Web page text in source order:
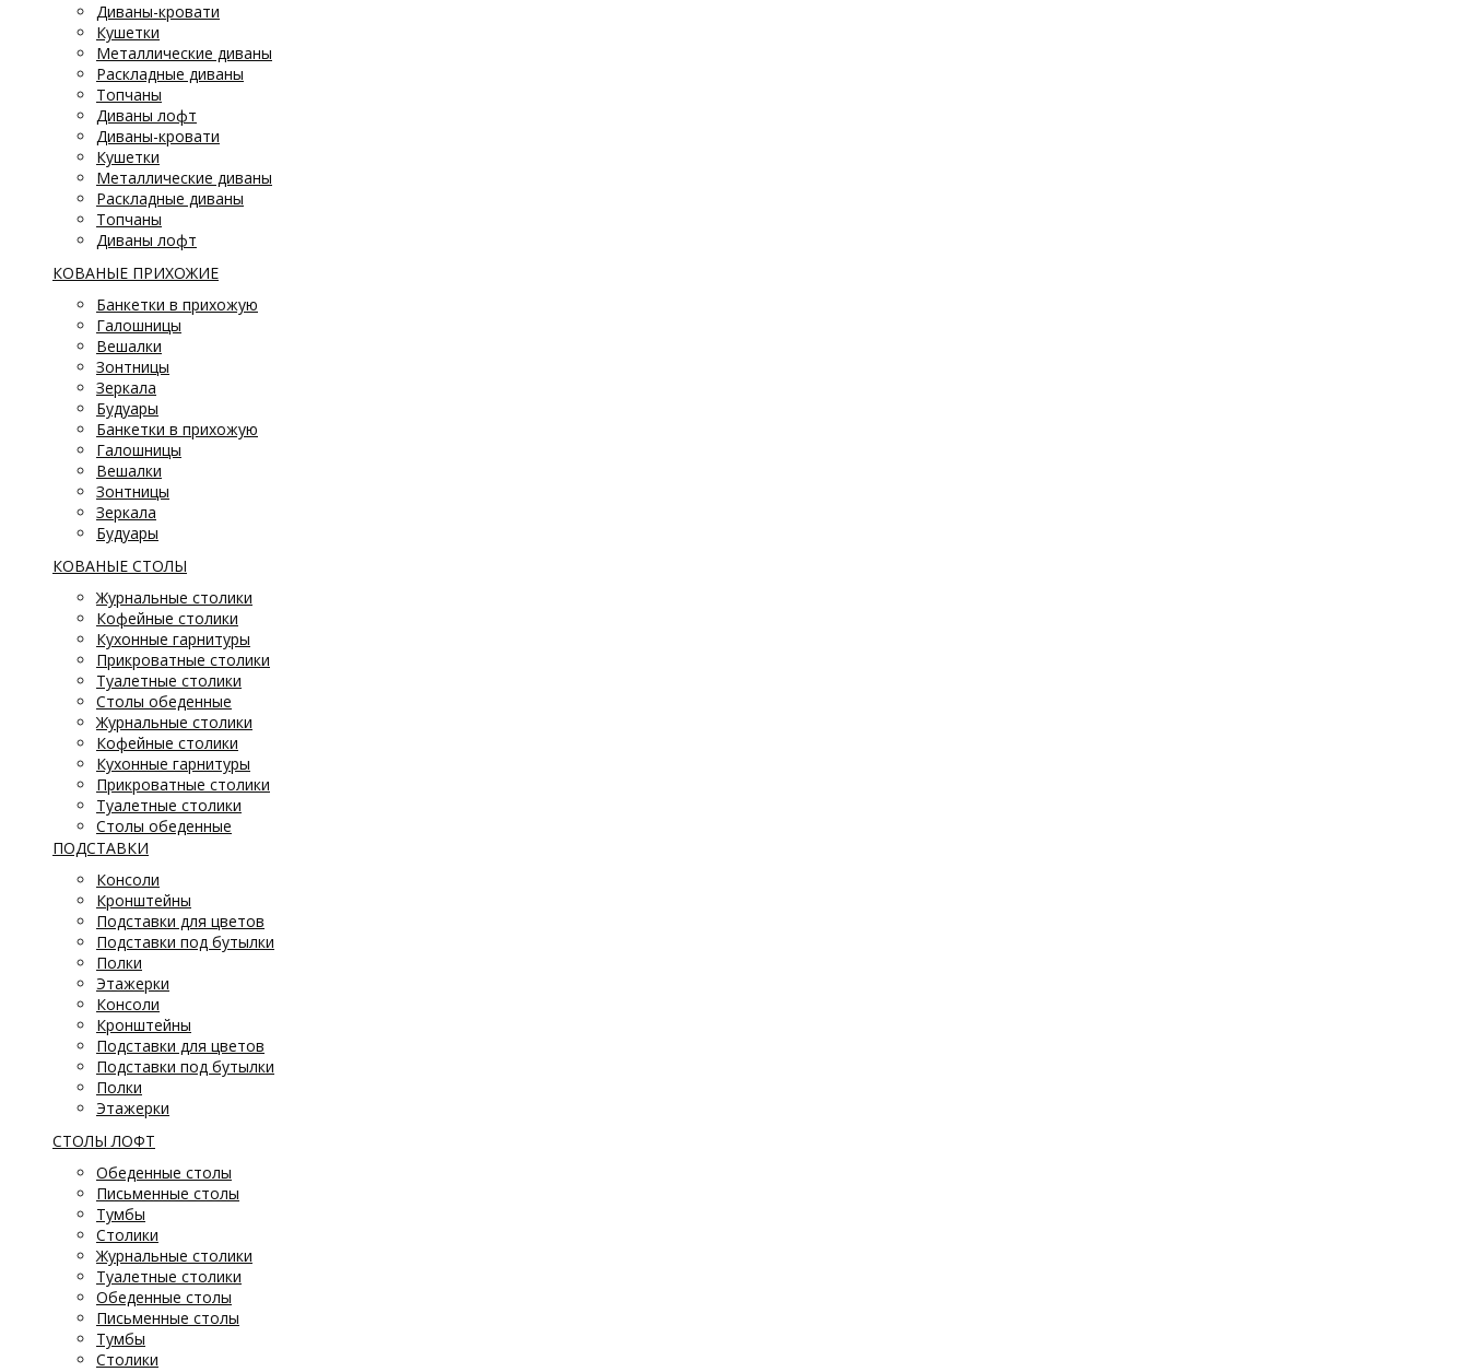
Диваны-кровати
Кушетки
Металлические диваны
Раскладные диваны
Топчаны
Диваны лофт
Диваны-кровати
Кушетки
Металлические диваны
Раскладные диваны
Топчаны
Диваны лофт
КОВАНЫЕ ПРИХОЖИЕ
Банкетки в прихожую
Галошницы
Вешалки
Зонтницы
Зеркала
Будуары
Банкетки в прихожую
Галошницы
Вешалки
Зонтницы
Зеркала
Будуары
КОВАНЫЕ СТОЛЫ
Журнальные столики
Кофейные столики
Кухонные гарнитуры
Прикроватные столики
Туалетные столики
Столы обеденные
Журнальные столики
Кофейные столики
Кухонные гарнитуры
Прикроватные столики
Туалетные столики
Столы обеденные
ПОДСТАВКИ
Консоли
Кронштейны
Подставки для цветов
Подставки под бутылки
Полки
Этажерки
Консоли
Кронштейны
Подставки для цветов
Подставки под бутылки
Полки
Этажерки
СТОЛЫ ЛОФТ
Обеденные столы
Письменные столы
Тумбы
Столики
Журнальные столики
Туалетные столики
Обеденные столы
Письменные столы
Тумбы
Столики